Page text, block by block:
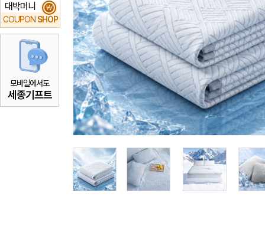
대박머니
COUPON SHOP
₩
모바일에서도
세종기프트